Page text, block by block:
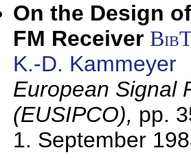
On the Design
FM Receiver
K.-D. Kammeyer
European Signal
(EUSIPCO), pp.
1. September